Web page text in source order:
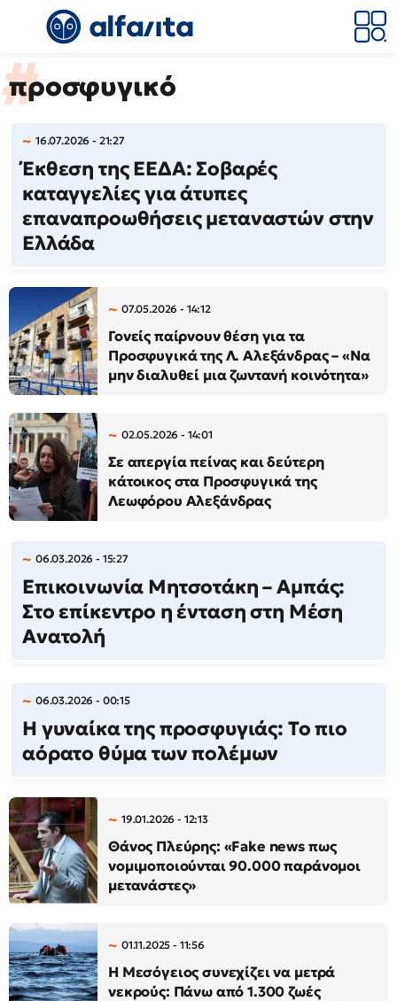
προσφυγικό
16.07.2026 - 21:27
Έκθεση της ΕΕΔΑ: Σοβαρές
καταγγελίες για άτυπες
επαναπροωθήσεις μεταναστών στην
Ελλάδα
07.05.2026 - 14:12
Γονείς παίρνουν θέση για τα
Προσφυγικά της Λ. Αλεξάνδρας – «Να
μην διαλυθεί μια ζωντανή κοινότητα»
02.05.2026 - 14:01
Σε απεργία πείνας και δεύτερη
κάτοικος στα Προσφυγικά της
Λεωφόρου Αλεξάνδρας
06.03.2026 - 15:27
Eπικοινωνία Μητσοτάκη – Αμπάς:
Στο επίκεντρο η ένταση στη Μέση
Ανατολή
06.03.2026 - 00:15
Η γυναίκα της προσφυγιάς: Το πιο
αόρατο θύμα των πολέμων
19.01.2026 - 12:13
Θάνος Πλεύρης: «Fake news πως
νομιμοποιούνται 90.000 παράνομοι
μετανάστες»
01.11.2025 - 11:56
Η Μεσόγειος συνεχίζει να μετρά
νεκρούς: Πάνω από 1.300 ζωές